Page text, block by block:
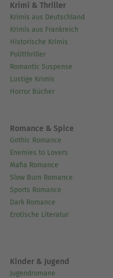
Krimi & Thriller
Krimis aus Deutschland
Krimis aus Frankreich
Historische Krimis
Politthriller
Romantic Suspense
Lustige Krimis
Horror Bücher
Romance & Spice
Gothic Romance
Enemies to Lovers
Mafia Romance
Slow Burn Romance
Sports Romance
Dark Romance
Erotische Literatur
Kinder & Jugend
Jugendromane